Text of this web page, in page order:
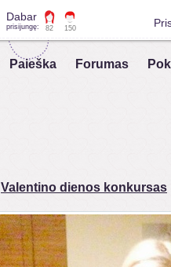
Dabar
prisijungę: 82 150
Paieška Forumas
Valentino dienos konkursas